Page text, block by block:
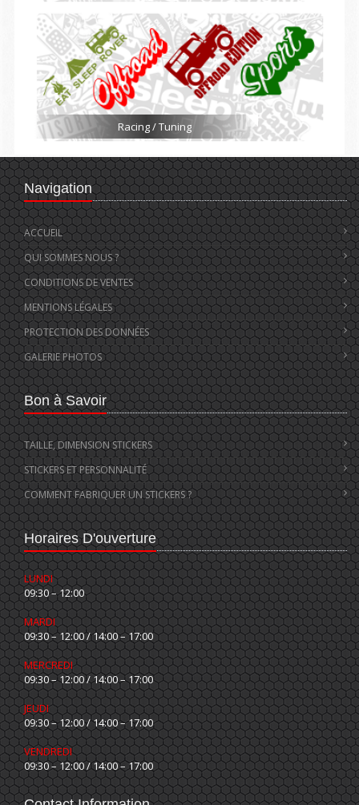
Racing / Tuning
Navigation
ACCUEIL
QUI SOMMES NOUS ?
CONDITIONS DE VENTES
MENTIONS LÉGALES
PROTECTION DES DONNÉES
GALERIE PHOTOS
Bon à Savoir
TAILLE, DIMENSION STICKERS
STICKERS ET PERSONNALITÉ
COMMENT FABRIQUER UN STICKERS ?
Horaires D'ouverture
LUNDI
09:30 – 12:00
MARDI
09:30 – 12:00 / 14:00 – 17:00
MERCREDI
09:30 – 12:00 / 14:00 – 17:00
JEUDI
09:30 – 12:00 / 14:00 – 17:00
VENDREDI
09:30 – 12:00 / 14:00 – 17:00